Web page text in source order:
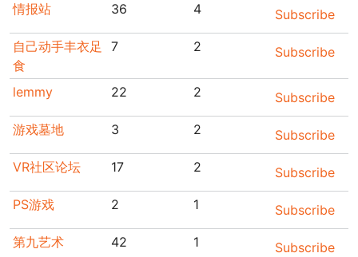
情报站
36 4
Subscribe
自己动手丰衣足
食
7 2 Subscribe
lemmy 22 2
Subscribe
游戏墓地
3 2
Subscribe
VR社区论坛
17 2
Subscribe
PS游戏
2 1
Subscribe
第九艺术
42 1
Subscribe